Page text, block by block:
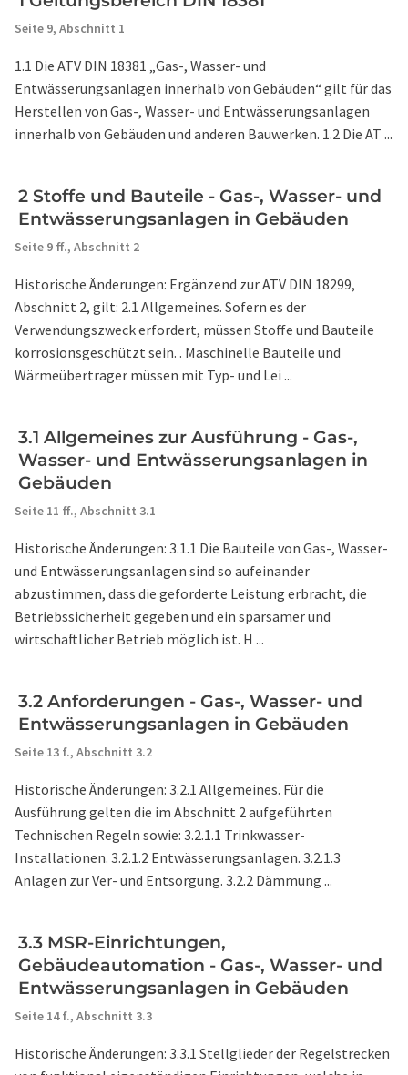
Seite 9, Abschnitt 1
1.1 Die ATV DIN 18381 „Gas-, Wasser- und
Entwässerungsanlagen innerhalb von Gebäuden“ gilt für das
Herstellen von Gas-, Wasser- und Entwässerungsanlagen
innerhalb von Gebäuden und anderen Bauwerken. 1.2 Die AT ...
2 Stoffe und Bauteile - Gas-, Wasser- und
Entwässerungsanlagen in Gebäuden
Seite 9 ff., Abschnitt 2
Historische Änderungen: Ergänzend zur ATV DIN 18299,
Abschnitt 2, gilt: 2.1 Allgemeines. Sofern es der
Verwendungszweck erfordert, müssen Stoffe und Bauteile
korrosionsgeschützt sein. . Maschinelle Bauteile und
Wärmeübertrager müssen mit Typ- und Lei ...
3.1 Allgemeines zur Ausführung - Gas-,
Wasser- und Entwässerungsanlagen in
Gebäuden
Seite 11 ff., Abschnitt 3.1
Historische Änderungen: 3.1.1 Die Bauteile von Gas-, Wasser-
und Entwässerungsanlagen sind so aufeinander
abzustimmen, dass die geforderte Leistung erbracht, die
Betriebssicherheit gegeben und ein sparsamer und
wirtschaftlicher Betrieb möglich ist. H ...
3.2 Anforderungen - Gas-, Wasser- und
Entwässerungsanlagen in Gebäuden
Seite 13 f., Abschnitt 3.2
Historische Änderungen: 3.2.1 Allgemeines. Für die
Ausführung gelten die im Abschnitt 2 aufgeführten
Technischen Regeln sowie: 3.2.1.1 Trinkwasser-
Installationen. 3.2.1.2 Entwässerungsanlagen. 3.2.1.3
Anlagen zur Ver- und Entsorgung. 3.2.2 Dämmung ...
3.3 MSR-Einrichtungen,
Gebäudeautomation - Gas-, Wasser- und
Entwässerungsanlagen in Gebäuden
Seite 14 f., Abschnitt 3.3
Historische Änderungen: 3.3.1 Stellglieder der Regelstrecken